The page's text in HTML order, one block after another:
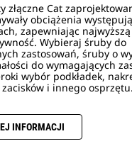
złączne Cat
obciążenia
zapewniając najwyższą
Wybieraj śruby do
zastosowań, śruby o
do wymagających
wybór podkładek,
zacisków i innego osprzętu.
INFORMACJI